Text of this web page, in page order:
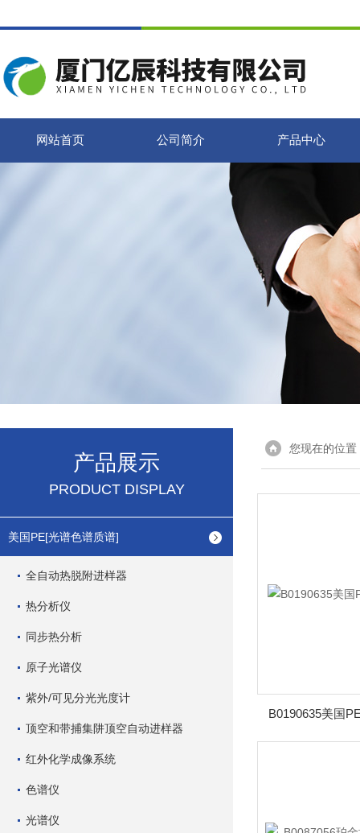
网站首页 公司简介 产品中心
产品展示
PRODUCT DISPLAY
美国PE[光谱色谱质谱]
全自动热脱附进样器
热分析仪
同步热分析
原子光谱仪
紫外/可见分光光度计
顶空和带捕集阱顶空自动进样器
红外化学成像系统
色谱仪
光谱仪
您现在的位置
B0190635美国